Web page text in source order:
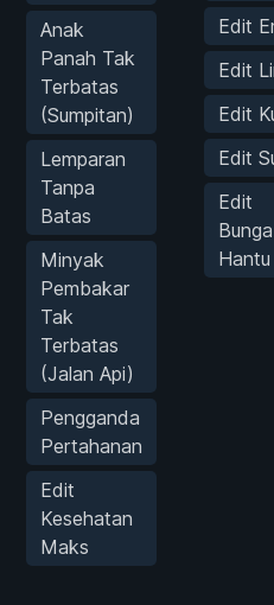
Anak
Panah Tak
Terbatas
(Sumpitan)
Lemparan
Tanpa
Batas
Minyak
Pembakar
Tak
Terbatas
(Jalan Api)
Pengganda
Pertahanan
Edit
Kesehatan
Maks
Edit
Edit
Edit
Edit
Edit
Bunga
Hantu